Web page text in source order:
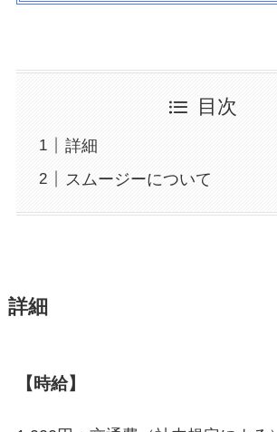
目次
詳細
スムージーについて
詳細
【時給】